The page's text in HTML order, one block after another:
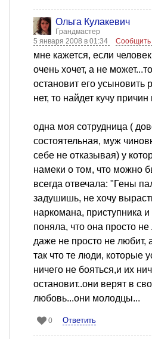
Ольга Кулакевич
Грандмастер
5 января 2008 в 01:34
Сообщить
мне кажется, если
очень хочет, а не
остановит его усыновить
нет, то найдет кучу причин
одна моя сотрудница (
состоятельная, муж
себе не отказывая) у
намеки о том, что можно
всегда отвечала: "Гены
задушишь, не хочу
наркомана, приступника и
поняла, что она просто
даже не просто не
так что те люди, которые
ничего не бояться,и их
остановит..они верят в
любовь...они молодцы...
0 Ответить